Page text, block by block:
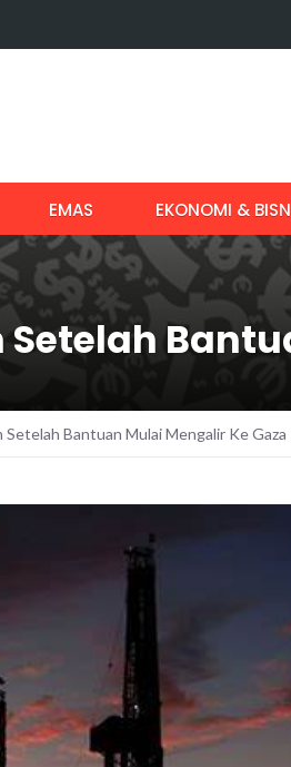
EMAS EKONOMI &
Setelah Bantuan Mulai Mengalir Ke Gaza